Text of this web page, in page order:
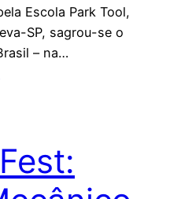
Escola Park Tool,
SP, sagrou-se o
– na…